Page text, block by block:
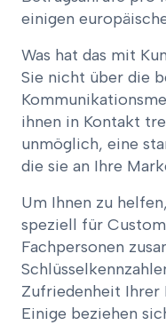
einigen
Was hat das mit
Sie nicht über die
ihnen in Kontakt
unmöglich, eine
die sie an Ihre
Um Ihnen zu
speziell für
Fachpersonen
Zufriedenheit Ihrer
Einige beziehen